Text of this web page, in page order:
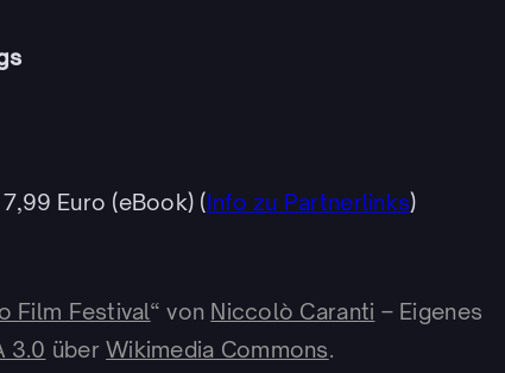
Euro (eBook) (Info zu Partnerlinks)
Film Festival“ von Niccolò Caranti – Eigenes
3.0 überWikimedia Commons.